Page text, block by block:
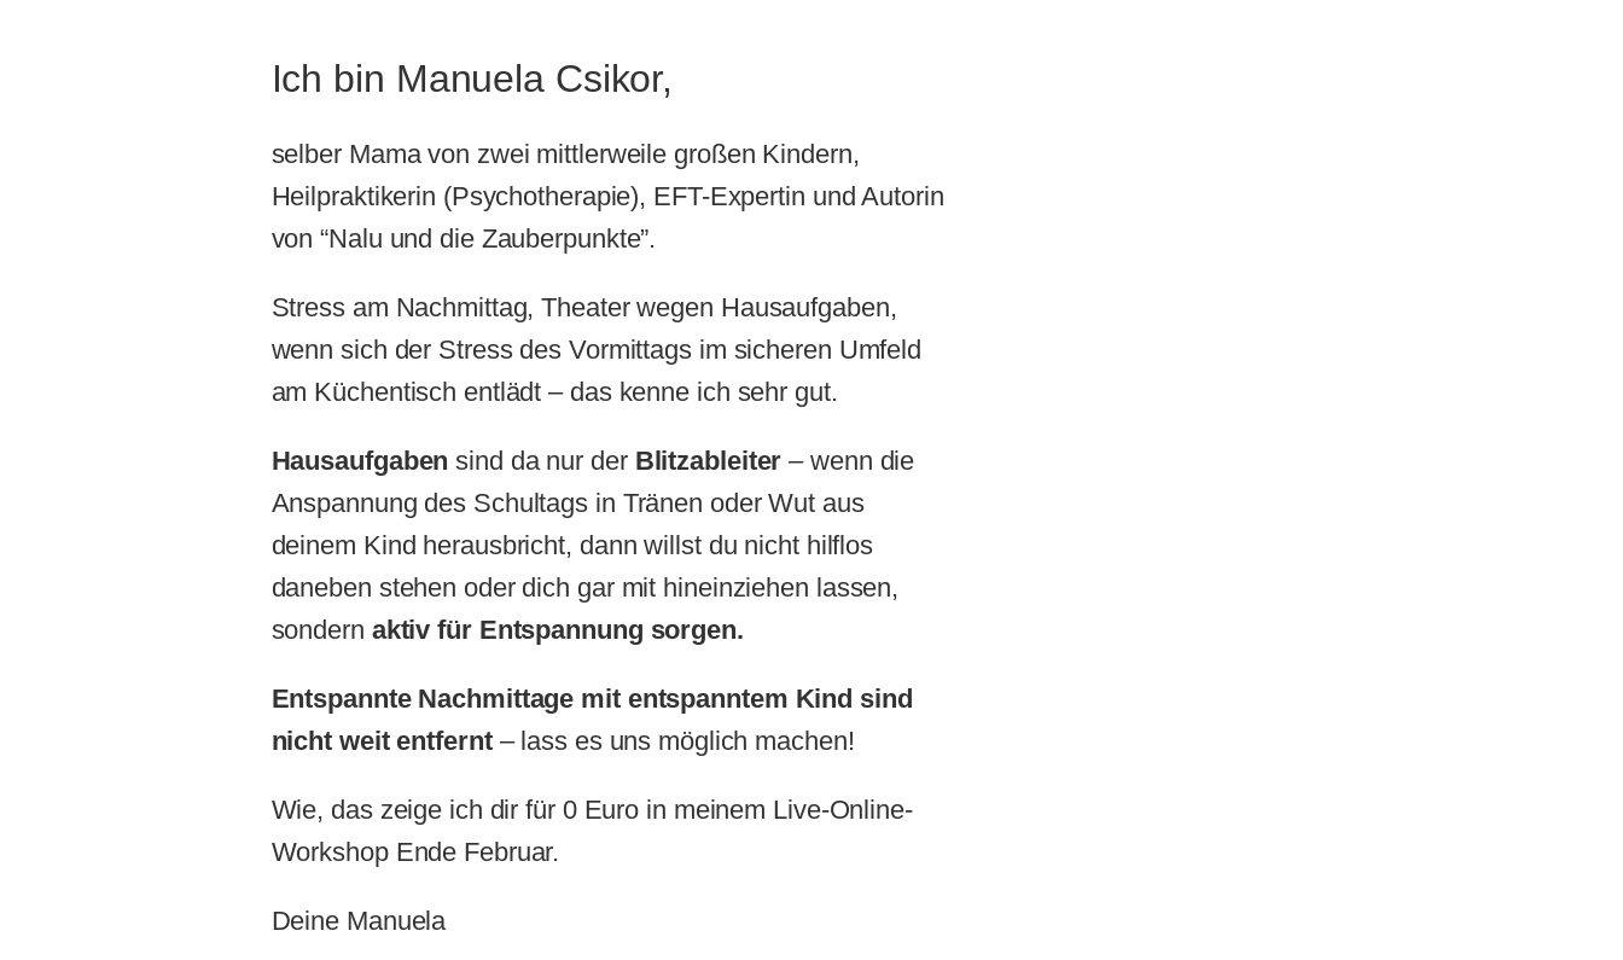
Ich bin Manuela Csikor,
selber Mama von zwei mittlerweile großen Kindern,
Heilpraktikerin (Psychotherapie), EFT-Expertin und Autorin
von “Nalu und die Zauberpunkte”.
Stress am Nachmittag, Theater wegen Hausaufgaben,
wenn sich der Stress des Vormittags im sicheren Umfeld
am Küchentisch entlädt – das kenne ich sehr gut.
Hausaufgabensind da nur der Blitzableiter– wenn die
Anspannung des Schultags in Tränen oder Wut aus
deinem Kind herausbricht, dann willst du nicht hilflos
daneben stehen oder dich gar mit hineinziehen lassen,
sondern aktiv für Entspannung sorgen.
Entspannte Nachmittage mit entspanntem Kind sind
nicht weit entfernt – lass es uns möglich machen!
Wie, das zeige ich dir für 0 Euro in meinem Live-Online-
Workshop Ende Februar.
Deine Manuela